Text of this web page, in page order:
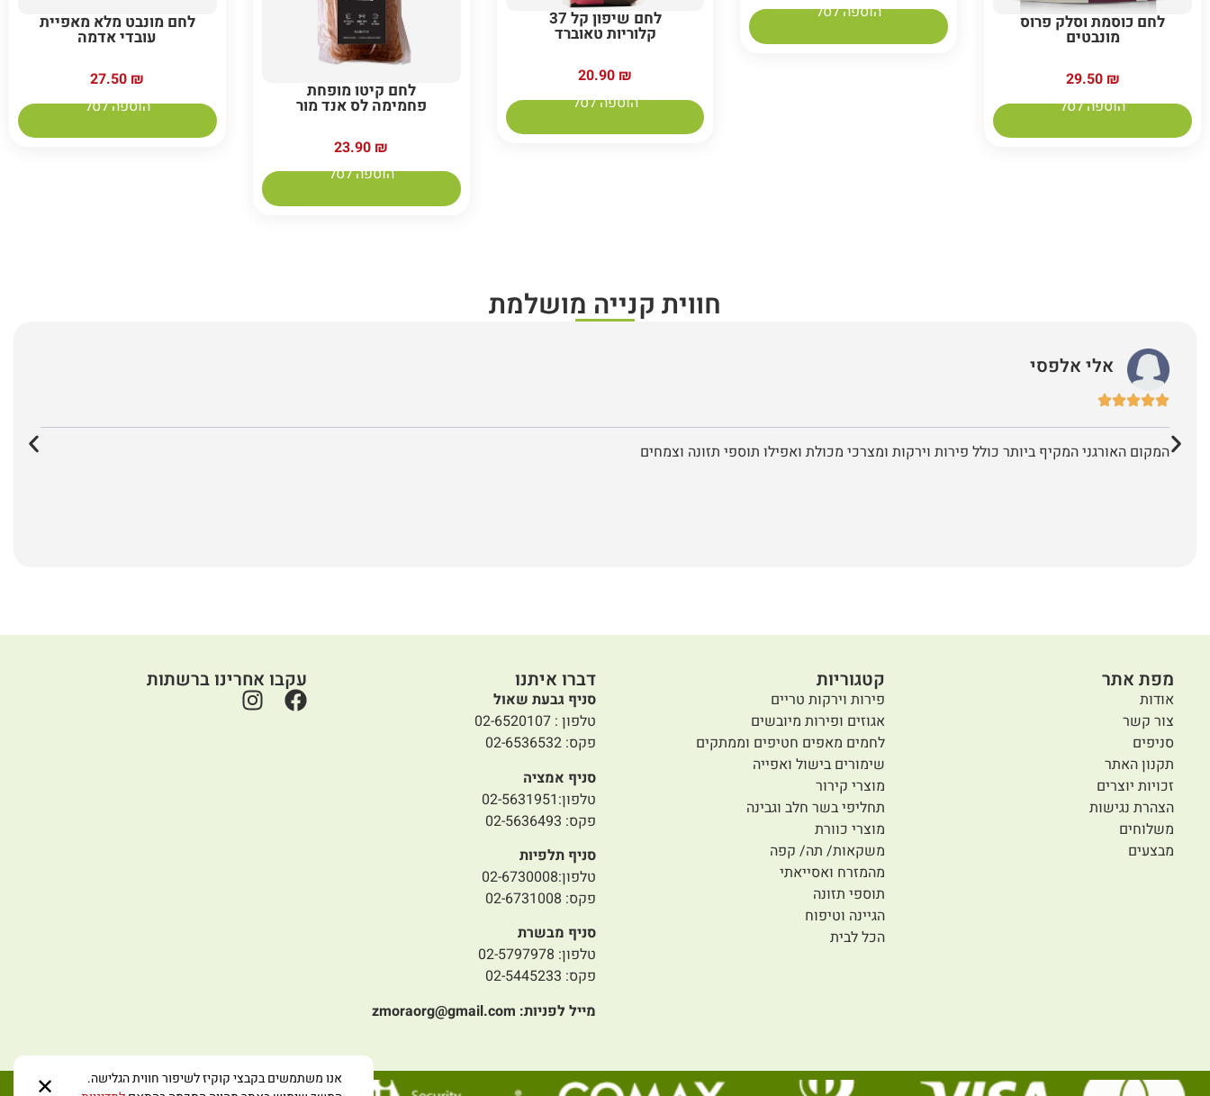
לחם כוסמת וסלק פרוס
מונבטים
29.50 ₪
הוספה לסל
הוספה לסל
לחם שיפון קל 37
קלוריות טאוברד
20.90 ₪
הוספה לסל
לחם קיטו מופחת
פחמימה לס אנד מור
23.90 ₪
הוספה לסל
לחם מונבט מלא מאפיית
עובדי אדמה
27.50 ₪
הוספה לסל
חווית קנייה מושלמת
אלי אלפסי
המקום האורגני המקיף ביותר כולל פירות וירקות ומצרכי מכולת ואפילו תוספי תזונה וצמחים
מפת אתר
אודות
צור קשר
סניפים
תקנון האתר
זכויות יוצרים
הצהרת נגישות
משלוחים
מבצעים
קטגוריות
פירות וירקות טריים
אגוזים ופירות מיובשים
לחמים מאפים חטיפים וממתקים
שימורים בישול ואפייה
מוצרי קירור
תחליפי בשר חלב וגבינה
מוצרי כוורת
משקאות/ תה/ קפה
מהמזרח ואסייאתי
תוספי תזונה
הגיינה וטיפוח
הכל לבית
דברו איתנו
סניף גבעת שאול
טלפון : 02-6520107
פקס: 02-6536532
סניף אמציה
טלפון:02-5631951
פקס: 02-5636493
סניף תלפיות
טלפון:02-6730008
פקס: 02-6731008
סניף מבשרת
טלפון: 02-5797978
פקס: 02-5445233
מייל לפניות: zmoraorg@gmail.com
עקבו אחרינו ברשתות
אנו משתמשים בקבצי קוקיז לשיפור חווית הגלישה.
✕